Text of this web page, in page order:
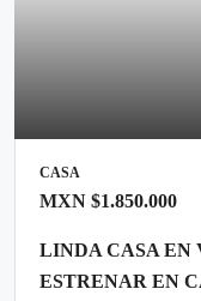
CASA
MXN $1.850.000
LINDA CASA EN
ESTRENAR EN